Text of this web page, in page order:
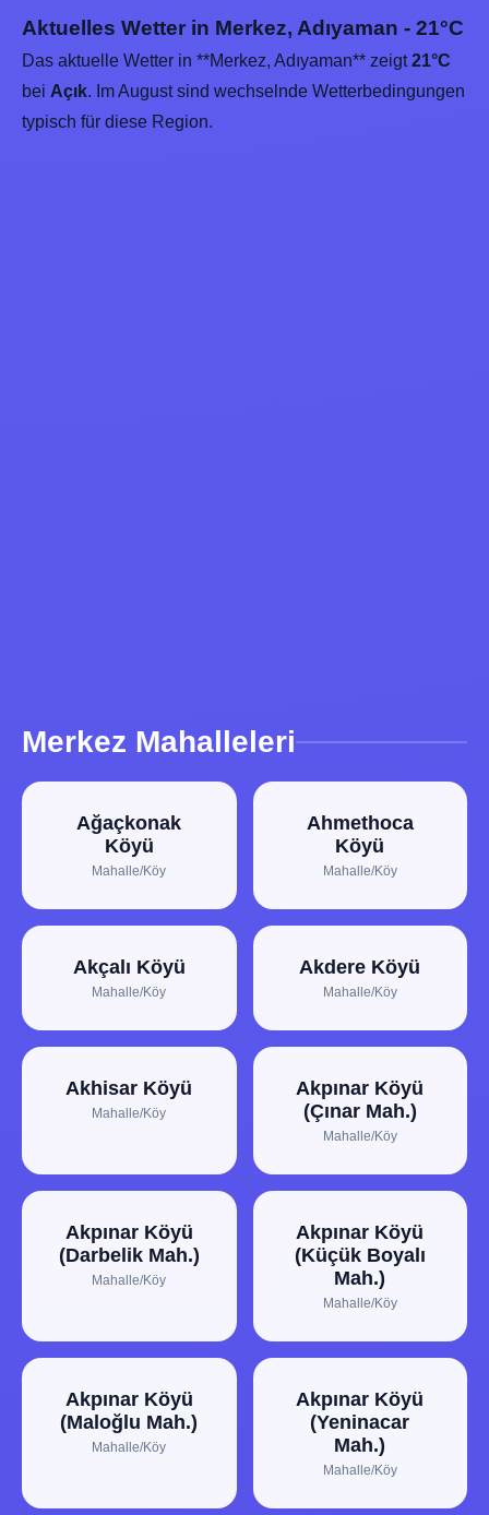
Aktuelles Wetter in Merkez, Adıyaman - 21°C
Das aktuelle Wetter in **Merkez, Adıyaman** zeigt21°C
bei Açık. Im August sind wechselnde Wetterbedingungen
typisch für diese Region.
Merkez Mahalleleri
Ağaçkonak
Köyü
Mahalle/Köy
Ahmethoca
Köyü
Mahalle/Köy
Akçalı Köyü
Mahalle/Köy
Akdere Köyü
Mahalle/Köy
Akhisar Köyü
Mahalle/Köy
Akpınar Köyü
(Çınar Mah.)
Mahalle/Köy
Akpınar Köyü
(Darbelik Mah.)
Mahalle/Köy
Akpınar Köyü
(Küçük Boyalı
Mah.)
Mahalle/Köy
Akpınar Köyü
(Maloğlu Mah.)
Mahalle/Köy
Akpınar Köyü
(Yeninacar
Mah.)
Mahalle/Köy